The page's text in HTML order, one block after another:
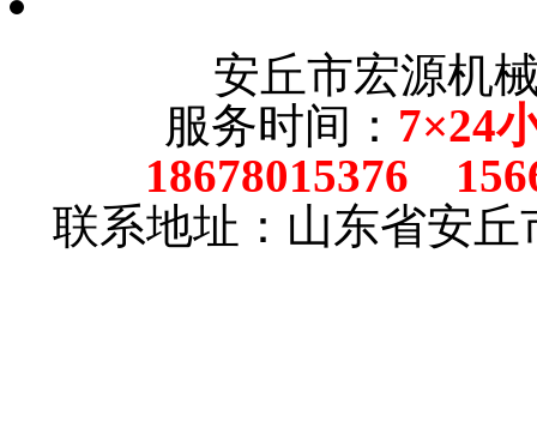
安丘市宏源机
服务时间： 7×24
18678015376
联系地址：山东省安